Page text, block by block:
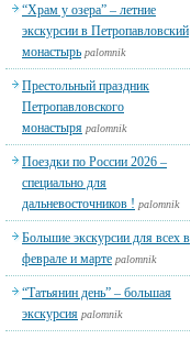
“Храм у озера” – летние
экскурсии в Петропавловский
монастырь palomnik
Престольный праздник
Петропавловского
монастыря palomnik
Поездки по России 2026 –
специально для
дальневосточников ! palomnik
Большие экскурсии для всех в
феврале и марте palomnik
“Татьянин день” – большая
экскурсия palomnik